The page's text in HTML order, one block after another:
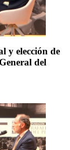
y elección de
del